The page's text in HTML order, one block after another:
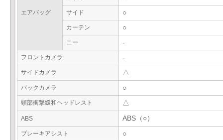
エアバッグ サイド ○
カーテン ○
ニー -
フロントカメラ -
サイドカメラ △
バックカメラ ○
頸部衝撃緩和ヘッドレスト △
ABS ABS（○）
ブレーキアシスト ○